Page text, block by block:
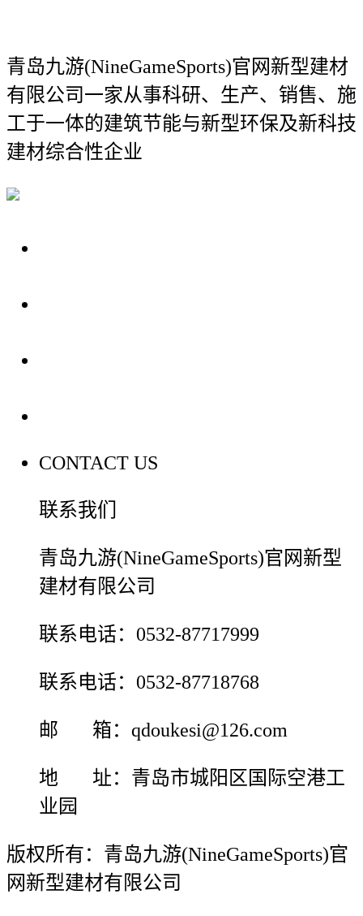
青岛九游(NineGameSports)官网新型建材
有限公司一家从事科研、生产、销售、施
工于一体的建筑节能与新型环保及新科技
建材综合性企业
CONTACT US
联系我们
青岛九游(NineGameSports)官网新型
建材有限公司
联系电话：0532-87717999
联系电话：0532-87718768
邮 箱：qdoukesi@126.com
地 址：青岛市城阳区国际空港工
业园
版权所有：青岛九游(NineGameSports)官
网新型建材有限公司